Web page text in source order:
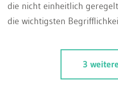
die nicht einheitlich
die wichtigsten
ist. Schliesslich werden
Arbeitnehmenden anhand
3